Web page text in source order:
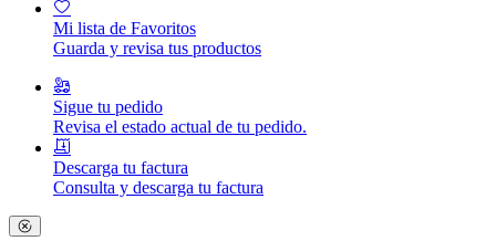
Mi lista de Favoritos
Guarda y revisa tus productos
Sigue tu pedido
Revisa el estado actual de tu pedido.
Descarga tu factura
Consulta y descarga tu factura